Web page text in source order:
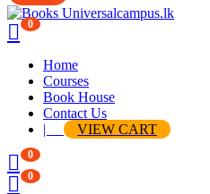
0
Home
Courses
Book House
Contact Us
|
VIEW CART
0
0